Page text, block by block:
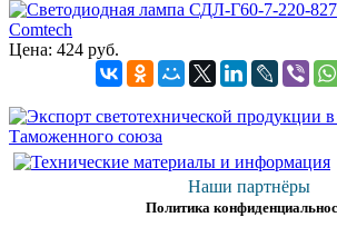
Цена: 424 руб.
Наши партнёры
Политика